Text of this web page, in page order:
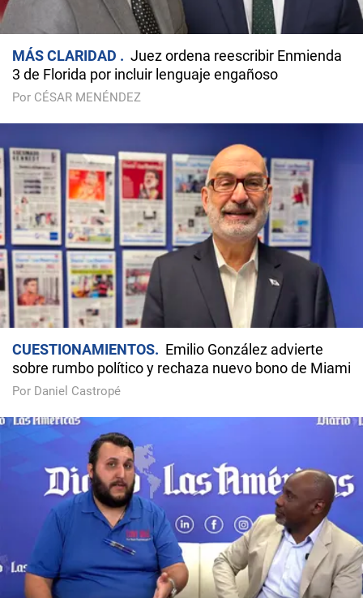
MÁS CLARIDAD
Juez ordena reescribir Enmienda
3 de Florida por incluir lenguaje engañoso
Por CÉSAR MENÉNDEZ
CUESTIONAMIENTOS
Emilio González advierte
sobre rumbo político y rechaza nuevo bono de Miami
Por Daniel Castropé